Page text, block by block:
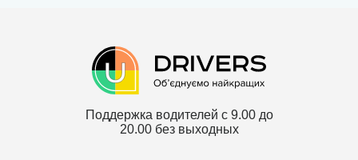
Поддержка водителей с 9.00 до
20.00 без выходных